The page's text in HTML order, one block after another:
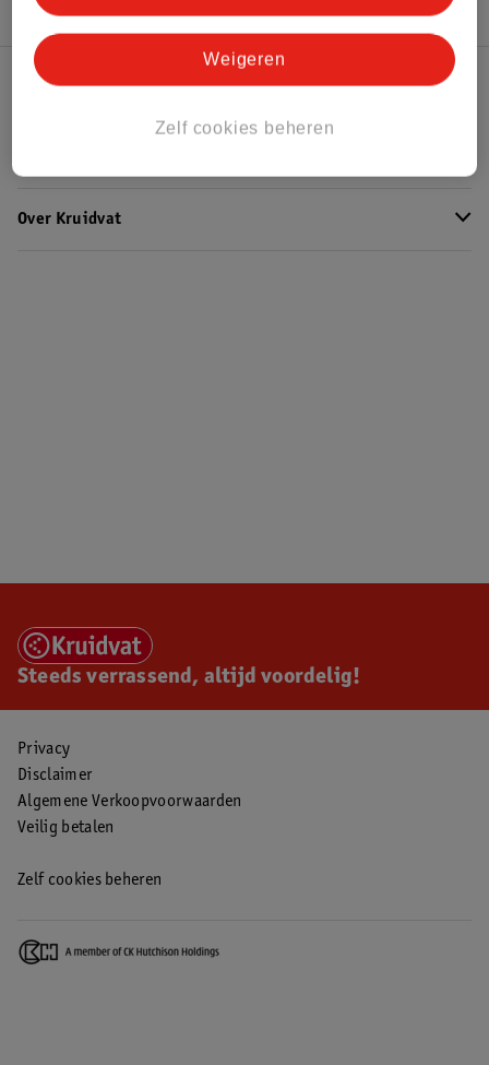
Over Kruidvat
Steeds verrassend, altijd voordelig!
Privacy
Disclaimer
Algemene Verkoopvoorwaarden
Veilig betalen
Zelf cookies beheren
Zelf cookies beheren
Weigeren